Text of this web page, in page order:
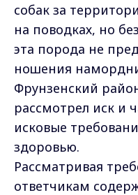
собак за
на поводках, но
эта порода не
ношения
Фрунзенский
рассмотрел иск и
исковые
здоровью.
Рассматривая
ответчикам